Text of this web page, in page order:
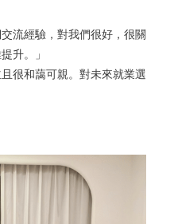
流經驗，對我們很好，很關
升。」
很和藹可親。對未來就業選